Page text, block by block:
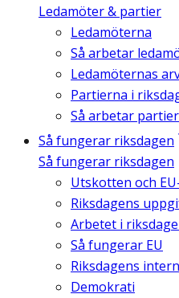
Ledamöter & partier
Ledamöterna
Så arbetar
Ledamöternas
Partierna i
Så arbetar
Så fungerar riksdagen
Så fungerar riksdagen
Utskotten och
Riksdagens
Arbetet i
Så fungerar EU
Riksdagens
Demokrati